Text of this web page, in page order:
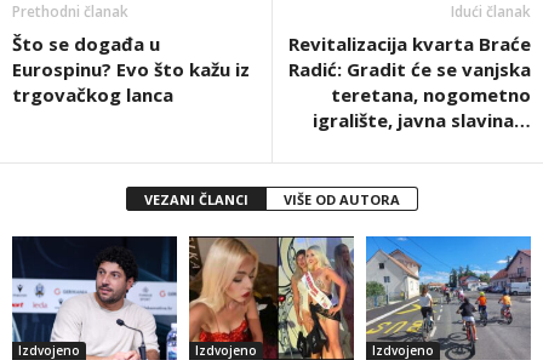
Prethodni članak
Što se događa u
Eurospinu? Evo što kažu iz
trgovačkog lanca
Idući članak
Revitalizacija kvarta Braće
Radić: Gradit će se vanjska
teretana, nogometno
igralište, javna slavina…
VEZANI ČLANCI VIŠE OD AUTORA
Izdvojeno Izdvojeno Izdvojeno